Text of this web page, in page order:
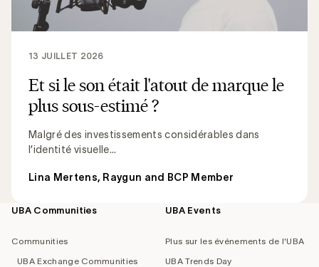
Et si le son était l'atout de marque le
plus sous-estimé ?
Malgré des investissements considérables dans
l’identité visuelle...
13 JUILLET 2026
Lina Mertens, Raygun and BCP Member
Footer
UBA Communities
Communities
UBA Exchange Communities
UBA Events
Plus sur les événements de l'UBA
UBA Trends Day